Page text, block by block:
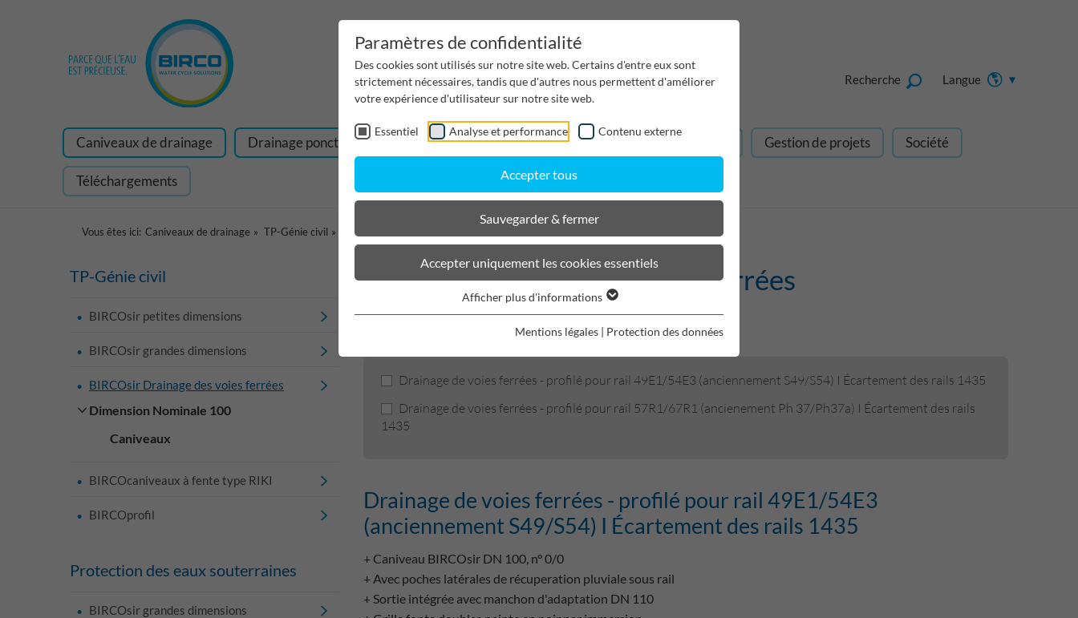
Langue
Recherche
Caniveaux de drainage Drainage ponctuel Gestion de l'eau Canaux de distribution Gestion de projets Société
Téléchargements
Vous êtes ici: Caniveaux de drainage TP-Génie civil BIRCOsir Drainage des voies ferrées
TP-Génie civil
BIRCOsir petites dimensions
BIRCOsir grandes dimensions
BIRCOsir Drainage des voies ferrées
Dimension Nominale 100
Caniveaux
BIRCOcaniveaux à fente type RIKI
BIRCOprofil
Protection des eaux souterraines
BIRCOsir grandes dimensions
BIRCOsir Drainage de voies ferrées
Filtrer les produits
Drainage de voies ferrées - profilé pour rail 49E1/54E3 (anciennement S49/S54) I Écartement des rails 1435
Drainage de voies ferrées - profilé pour rail 57R1/67R1 (ancienement Ph 37/Ph37a) I Écartement des rails
1435
Drainage de voies ferrées - profilé pour rail 49E1/54E3
(anciennement S49/S54) I Écartement des rails 1435
+ Caniveau BIRCOsir DN 100, n° 0/0
+ Avec poches latérales de récuperation pluviale sous rail
+ Sortie intégrée avec manchon d'adaptation DN 110
Paramètres de confidentialité
Des cookies sont utilisés sur notre site web. Certains d'entre eux sont
strictement nécessaires, tandis que d'autres nous permettent d'améliorer
votre expérience d'utilisateur sur notre site web.
Essentiel Analyse et performance Contenu externe
Accepter tous
Sauvegarder & fermer
Accepter uniquement les cookies essentiels
Afficher plus d'informations
Mentions légales Protection des données